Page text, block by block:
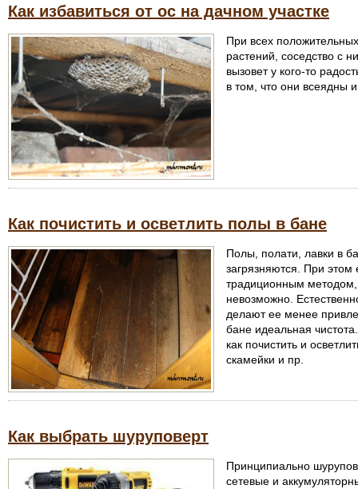
Как избавиться от ос на дачном участке
При всех
растений, соседство с
вызовет у кого-то
в том, что они всеядны
Как почистить и осветлить полы в бане
Полы, полати, лавки в
загрязняются. При этом
традиционным
невозможно.
делают ее менее
бане идеальная
как почистить и
скамейки и пр.
Как выбрать шуруповерт
Принципиально
сетевые и